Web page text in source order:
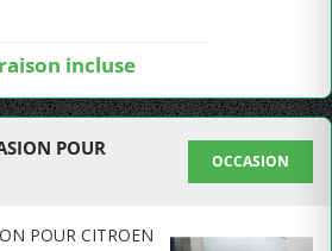
incluse
POUR
OCCASION
POUR CITROEN